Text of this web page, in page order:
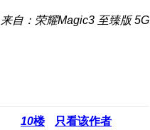
来自：荣耀Magic3 至臻版 5G
10楼 只看该作者